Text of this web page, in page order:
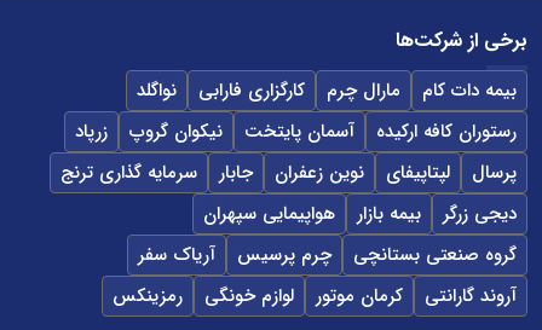
برخی از شرکت‌ها
بیمه دات کام مارال چرم کارگزاری فارابی
نواگلد
رستوران کافه ارکیده
آسمان پایتخت نیکوان گروپ
زرپاد
پرسال
لپتاپیفای نوین زعفران جابار
سرمایه گذاری ترنج
دیجی زرگر
بیمه بازار
هواپیمایی سپهران
گروه صنعتی بستانچی
چرم پرسیس
آریاک سفر
آروند گارانتی
کرمان موتور لوازم خونگی رمزینکس